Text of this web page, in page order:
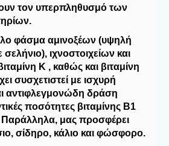
τον υπερπληθυσμό των
φάσμα αμινοξέων (υψηλή
σελήνιο), ιχνοστοιχείων και
Κ , καθώς και βιταμίνη
συσχετιστεί με ισχυρή
αντιφλεγμονώδη δράση
ποσότητες βιταμίνης Β1
Παράλληλα, μας προσφέρει
σίδηρο, κάλιο και φώσφορο.